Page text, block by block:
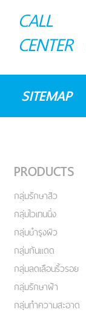
CALL
CENTER
SITEMAP
PRODUCTS
กลุ่มรักษาสิว
กลุ่มไวเทนนิ่ง
กลุ่มบำรุงผิว
กลุ่มกันแดด
กลุ่มลดเลือนริ้วรอย
กลุ่มรักษาฝ้า
กลุ่มทำความสะอาด